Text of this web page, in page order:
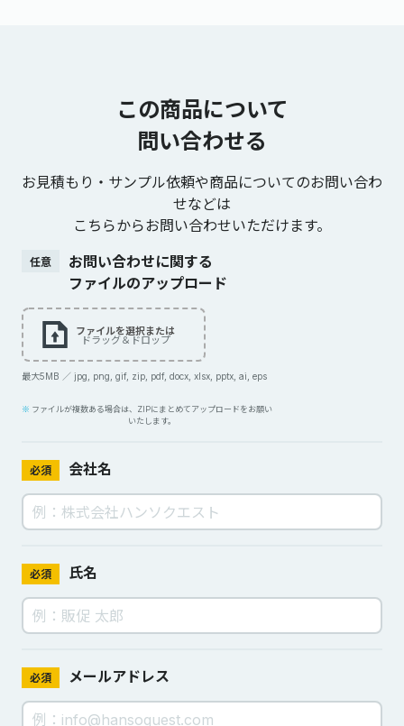
この商品について
問い合わせる
お見積もり・サンプル依頼や商品についてのお問い合わ
せなどは
こちらからお問い合わせいただけます。
任意
お問い合わせに関する
ファイルのアップロード
ファイルを選択または
ドラッグ＆ドロップ
最大5MB ／ jpg, png, gif, zip, pdf, docx, xlsx, pptx, ai, eps
ファイルが複数ある場合は、ZIPにまとめてアップロードをお願い
いたします。
必須 会社名
必須 氏名
必須 メールアドレス